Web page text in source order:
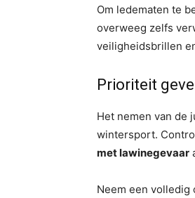
Om ledematen te
overweeg zelfs
veiligheidsbrillen
Prioriteit
Het nemen van de
wintersport.
met lawinegevaar
Neem een ​​volledig